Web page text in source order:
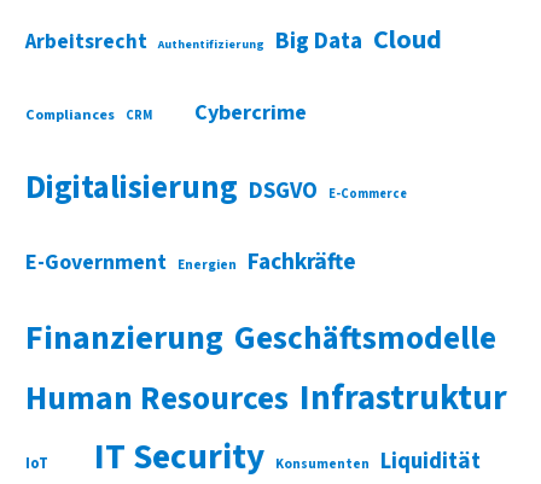
Arbeitsrecht Authentifizierung Big Data Cloud
Compliances CRM Cybercrime
Digitalisierung DSGVO E-Commerce
E-Government Energien Fachkräfte
Finanzierung Geschäftsmodelle
Human Resources Infrastruktur
IoT IT Security Konsumenten Liquidität